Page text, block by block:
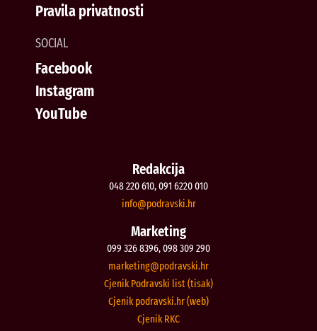
Pravila privatnosti
SOCIAL
Facebook
Instagram
YouTube
Redakcija
048 220 610, 091 6220 010
rh.iksvardop
@ofni
Marketing
099 326 8396, 098 309 290
rh.iksvardop
@gnitekram
Cjenik Podravski list (tisak)
Cjenik podravski.hr (web)
Cjenik RKC